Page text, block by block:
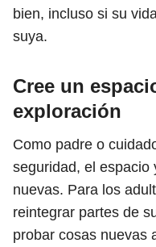
bien, incluso si su
suya.
Cree un
exploración
Como padre o
seguridad, el espacio
nuevas. Para los
reintegrar partes de
probar cosas nuevas